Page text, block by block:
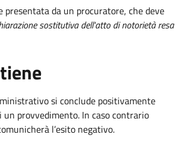
presentata da un procuratore, che deve
sostitutiva dell'atto di notorietà resa
si conclude positivamente
un provvedimento. In caso contrario
l’esito negativo.